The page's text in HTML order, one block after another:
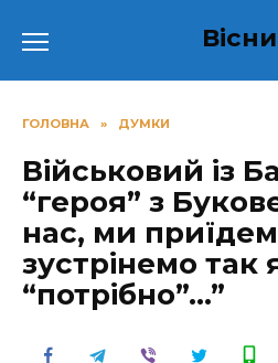
до
ГОЛОВНА » ДУМКИ
Військовий із
“героя” з
нас, ми
зустрінемо так
“потрібно”…”